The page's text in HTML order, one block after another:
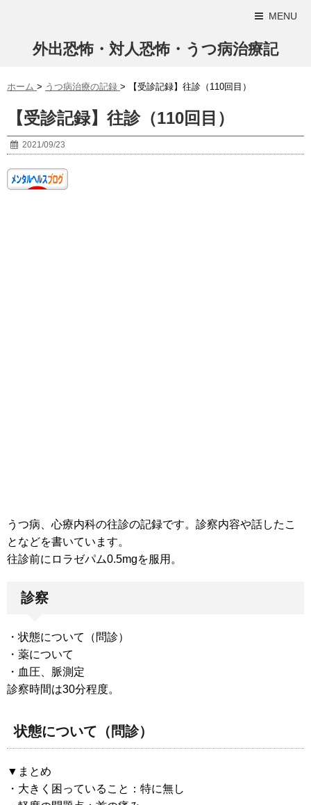
MENU
外出恐怖・対人恐怖・うつ病治療記
ホーム > うつ病治療の記録 > 【受診記録】往診（110回目）
【受診記録】往診（110回目）
2021/09/23
うつ病、心療内科の往診の記録です。診察内容や話したこ
となどを書いています。
往診前にロラゼパム0.5mgを服用。
診察
・状態について（問診）
・薬について
・血圧、脈測定
診察時間は30分程度。
状態について（問診）
▼まとめ
・大きく困っていること：特に無し